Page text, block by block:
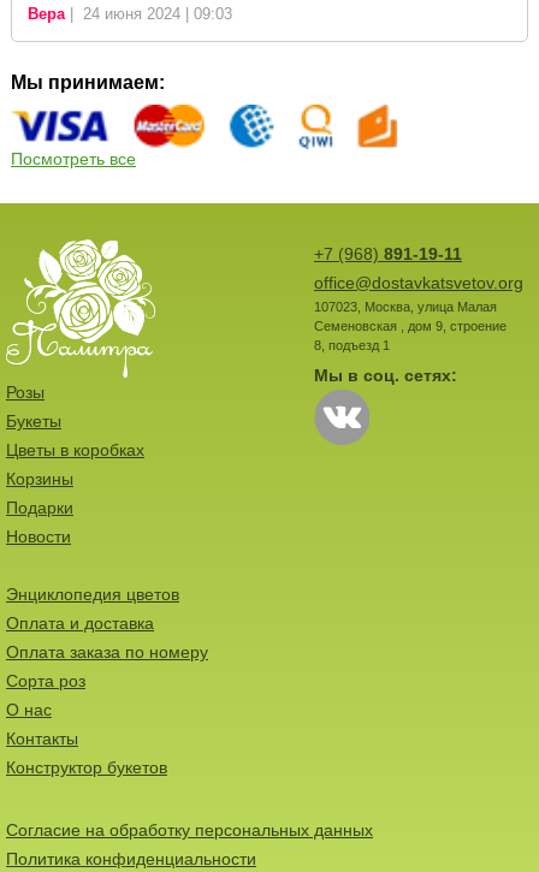
Вера| 24 июня 2024 | 09:03
Мы принимаем:
Посмотреть все
+7 (968) 891-19-11
office@dostavkatsvetov.org
107023, Москва, улица Малая
Семеновская , дом 9, строение
8, подъезд 1
Мы в соц. сетях:
Розы
Букеты
Цветы в коробках
Корзины
Подарки
Новости
Энциклопедия цветов
Оплата и доставка
Оплата заказа по номеру
Сорта роз
О нас
Контакты
Конструктор букетов
Согласие на обработку персональных данных
Политика конфиденциальности